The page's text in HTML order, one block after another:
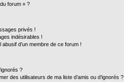
forum » ?
privés !
indésirables !
d’un membre de ce forum !
?
des utilisateurs de ma liste d’amis ou d’ignorés ?